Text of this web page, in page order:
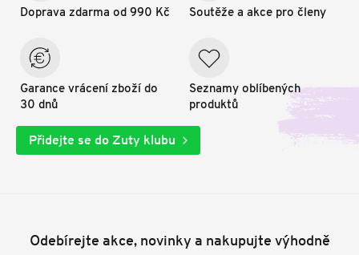
Doprava zdarma od 990 Kč
Garance vrácení zboží do
30 dnů
Soutěže a akce pro členy
Seznamy oblíbených
produktů
Přidejte se do Zuty klubu
Odebírejte akce, novinky a nakupujte výhodně